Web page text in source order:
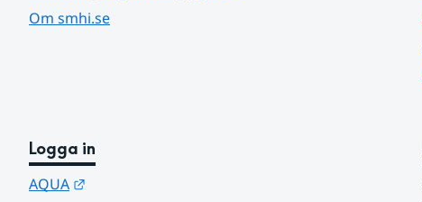
Om smhi.se
Logga in
AQUA